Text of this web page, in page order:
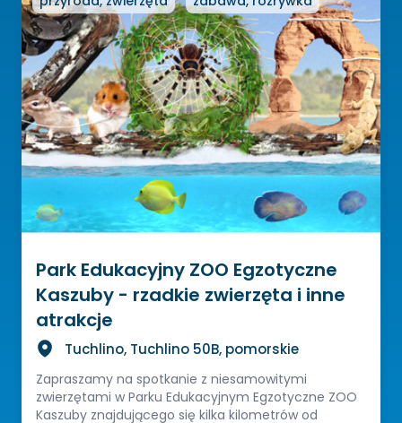
Park Edukacyjny ZOO Egzotyczne
Kaszuby - rzadkie zwierzęta i inne
atrakcje
Tuchlino, Tuchlino 50B, pomorskie
Zapraszamy na spotkanie z niesamowitymi
zwierzętami w Parku Edukacyjnym Egzotyczne ZOO
Kaszuby znajdującego się kilka kilometrów od